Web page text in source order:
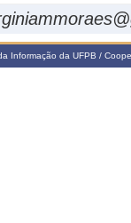
Informação da UFPB /